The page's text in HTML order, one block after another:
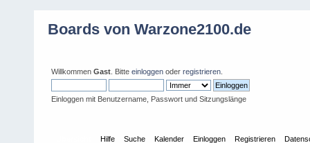
Boards von Warzone2100.de
Willkommen Gast . Bitte einloggen oder registrieren
Einloggen mit Benutzername, Passwort und Sitzungslänge
Hilfe Suche Kalender Einloggen Registrieren